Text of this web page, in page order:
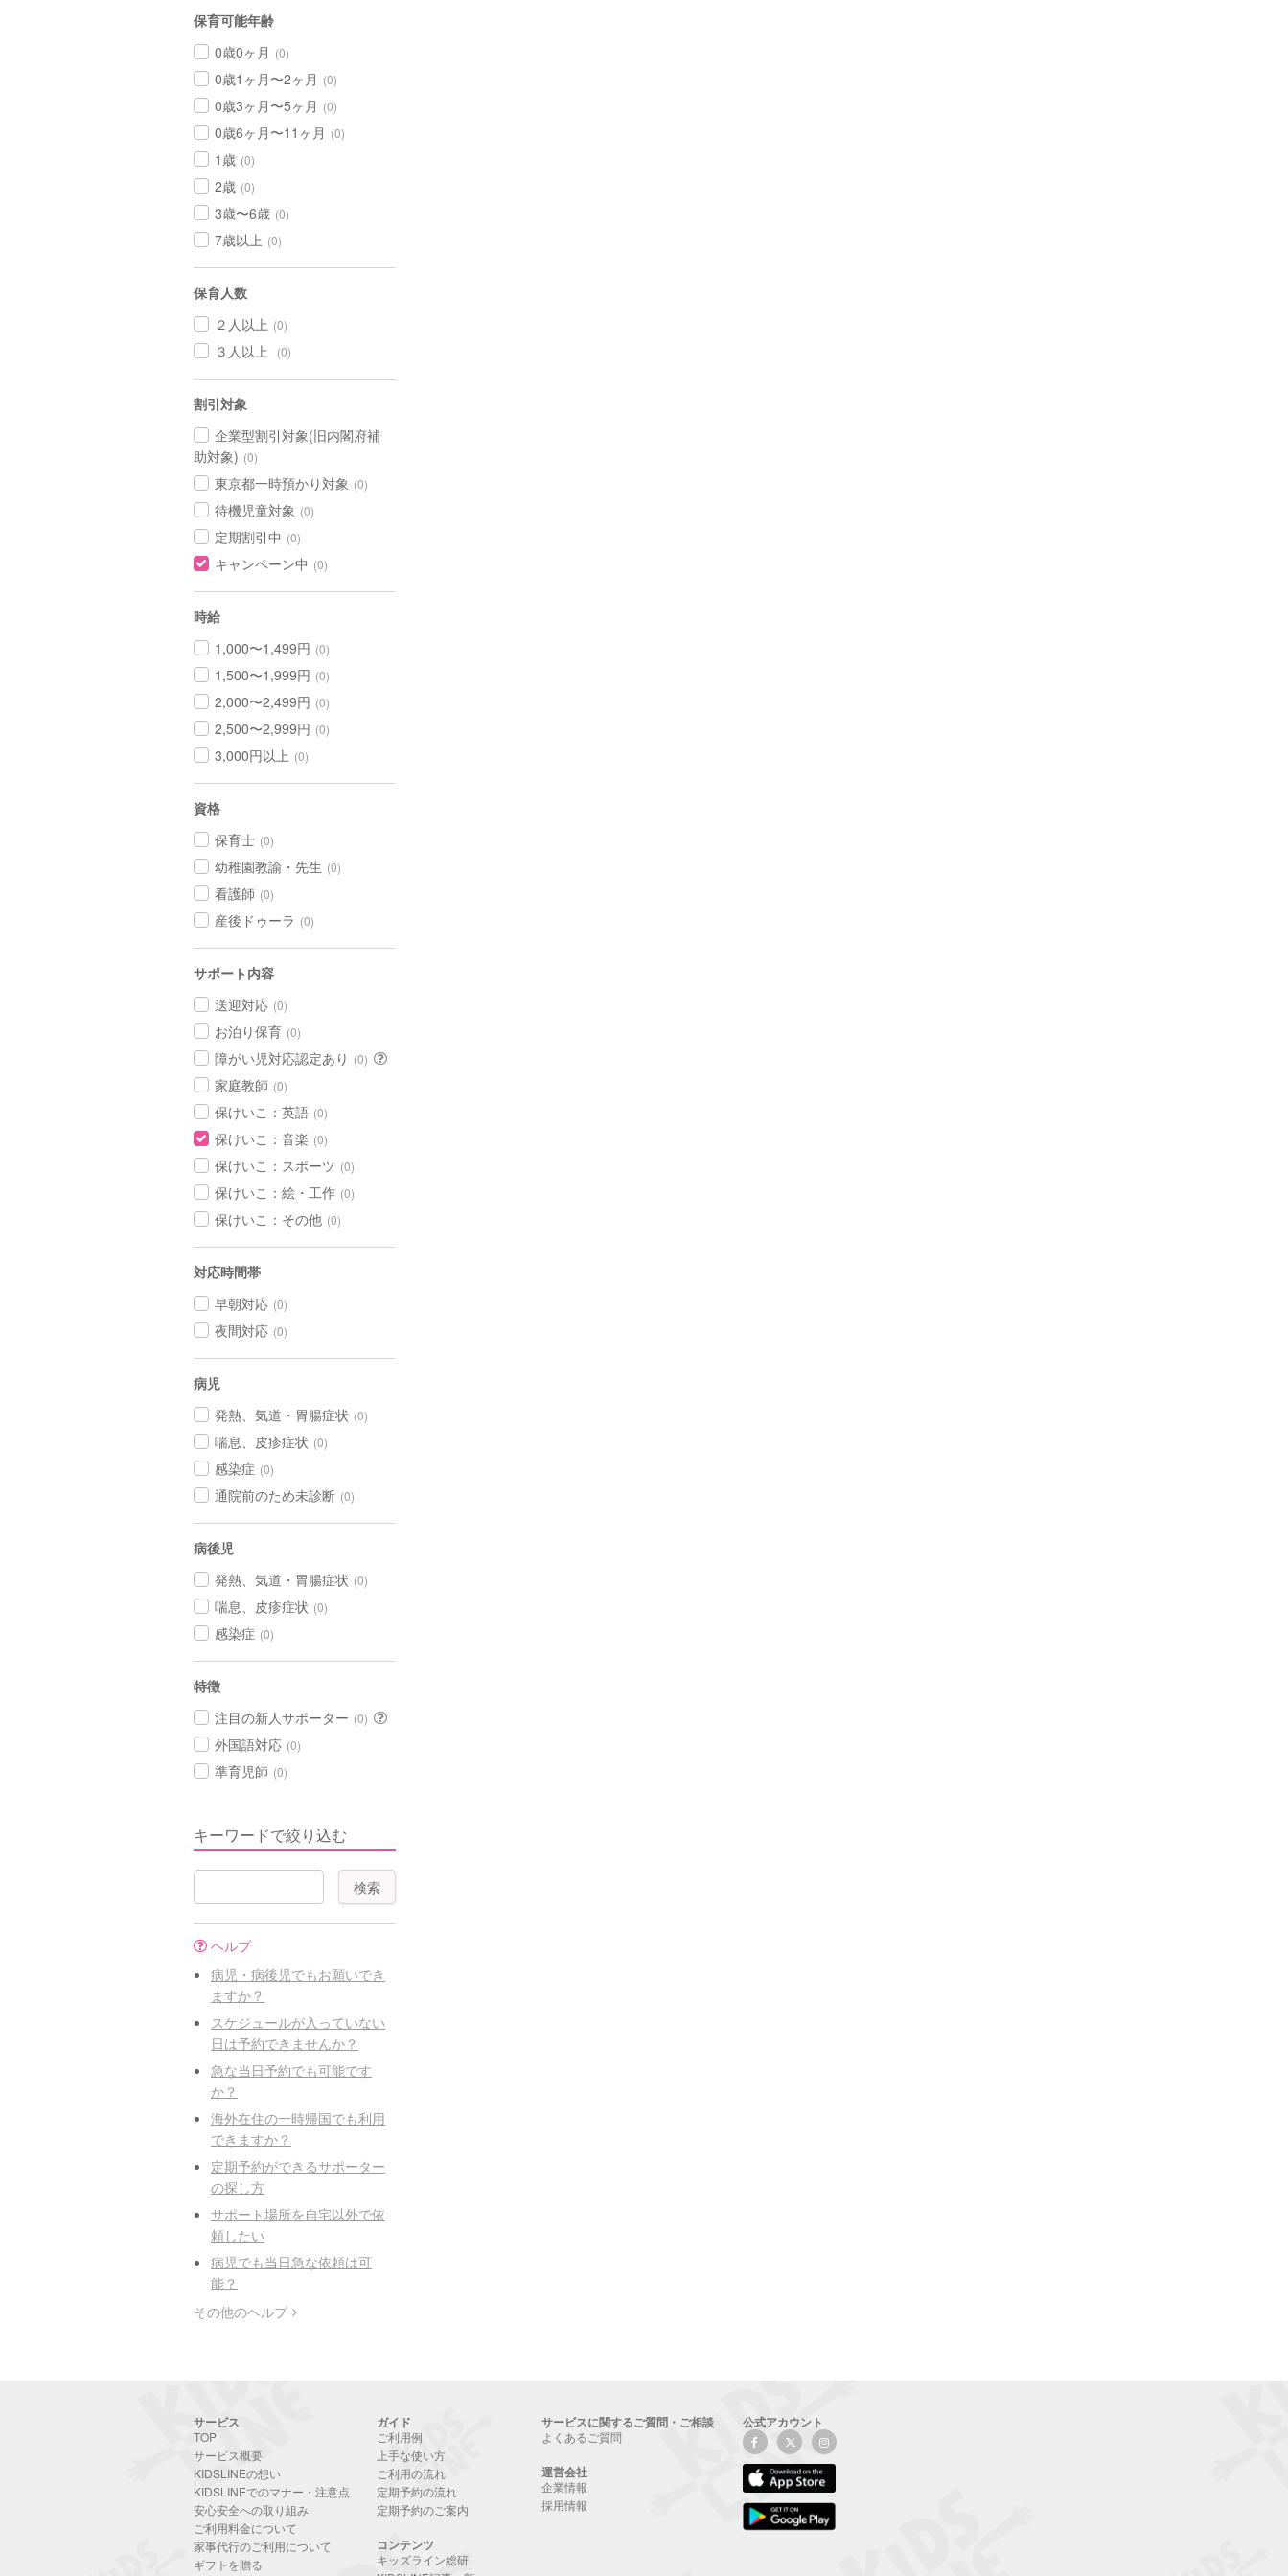
保育可能年齢
0歳0ヶ月 (0)
0歳1ヶ月〜2ヶ月 (0)
0歳3ヶ月〜5ヶ月 (0)
0歳6ヶ月〜11ヶ月 (0)
1歳 (0)
2歳 (0)
3歳〜6歳 (0)
7歳以上 (0)
保育人数
２人以上 (0)
３人以上 (0)
割引対象
企業型割引対象(旧内閣府補
助対象) (0)
東京都一時預かり対象 (0)
待機児童対象 (0)
定期割引中 (0)
キャンペーン中 (0)
時給
1,000〜1,499円 (0)
1,500〜1,999円 (0)
2,000〜2,499円 (0)
2,500〜2,999円 (0)
3,000円以上 (0)
資格
保育士 (0)
幼稚園教諭・先生 (0)
看護師 (0)
産後ドゥーラ (0)
サポート内容
送迎対応 (0)
お泊り保育 (0)
障がい児対応認定あり (0)
家庭教師 (0)
保けいこ：英語 (0)
保けいこ：音楽 (0)
保けいこ：スポーツ (0)
保けいこ：絵・工作 (0)
保けいこ：その他 (0)
対応時間帯
早朝対応 (0)
夜間対応 (0)
病児
発熱、気道・胃腸症状 (0)
喘息、皮疹症状 (0)
感染症 (0)
通院前のため未診断 (0)
病後児
発熱、気道・胃腸症状 (0)
喘息、皮疹症状 (0)
感染症 (0)
特徴
注目の新人サポーター (0)
外国語対応 (0)
準育児師 (0)
キーワードで絞り込む
ヘルプ
病児・病後児でもお願いでき
ますか？
スケジュールが入っていない
日は予約できませんか？
急な当日予約でも可能です
か？
海外在住の一時帰国でも利用
できますか？
定期予約ができるサポーター
の探し方
サポート場所を自宅以外で依
頼したい
病児でも当日急な依頼は可
能？
その他のヘルプ
サービス
TOP
サービス概要
KIDSLINEの想い
KIDSLINEでのマナー・注意点
安心安全への取り組み
ご利用料金について
家事代行のご利用について
ギフトを贈る
ガイド
ご利用例
上手な使い方
ご利用の流れ
定期予約の流れ
定期予約のご案内
コンテンツ
キッズライン総研
サービスに関するご質問・ご相談
よくあるご質問
運営会社
企業情報
採用情報
公式アカウント